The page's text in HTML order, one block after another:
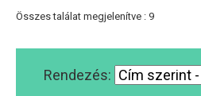
Összes találat megjelenítve : 9
Rendezés: